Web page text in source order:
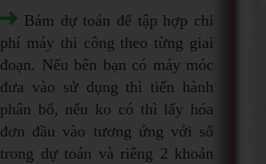
Bám dự toán để tập hợp chi
phí máy thi công theo từng giai
đoạn. Nếu bên bạn có máy móc
đưa vào sử dụng thì tiến hành
phân bổ, nếu ko có thì lấy hóa
đơn đầu vào tương ứng với số
trong dự toán và riêng 2 khoản